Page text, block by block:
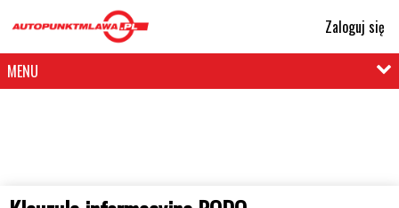
Zaloguj się
MENU